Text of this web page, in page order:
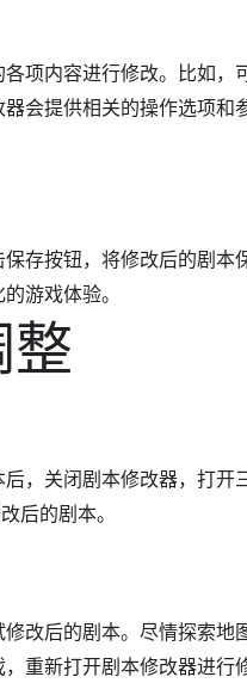
项内容进行修改。比如
会提供相关的操作选项
存按钮，将修改后的剧
游戏体验。
，关闭剧本修改器，打开
后的剧本。
改后的剧本。尽情探索
重新打开剧本修改器进行